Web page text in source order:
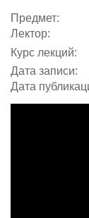
Предмет:
Лектор:
Курс лекций:
Дата записи:
Дата